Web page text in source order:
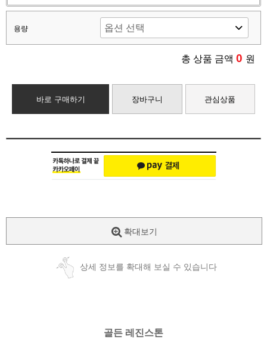
용량
총 상품 금액 0 원
바로 구매하기 장바구니 관심상품
확대보기
상세 정보를 확대해 보실 수 있습니다
골든 레진스톤